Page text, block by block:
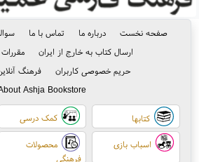
صفحه نخست درباره ما تماس با ما
ارسال کتاب به خارج از ایران
حریم خصوصی کاربران
فرهنگ
Ashja Bookstore
کتابها کمک درسی
اسباب بازی
محصولات
فرهنگی